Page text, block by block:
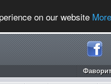
on our website